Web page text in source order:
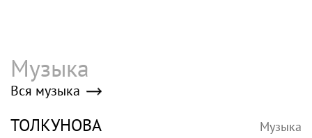
Музыка
Вся музыка
ТОЛКУНОВА Музыка